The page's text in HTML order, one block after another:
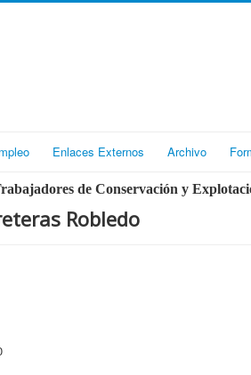
Enlaces Externos Archivo
de Conservación y
Robledo